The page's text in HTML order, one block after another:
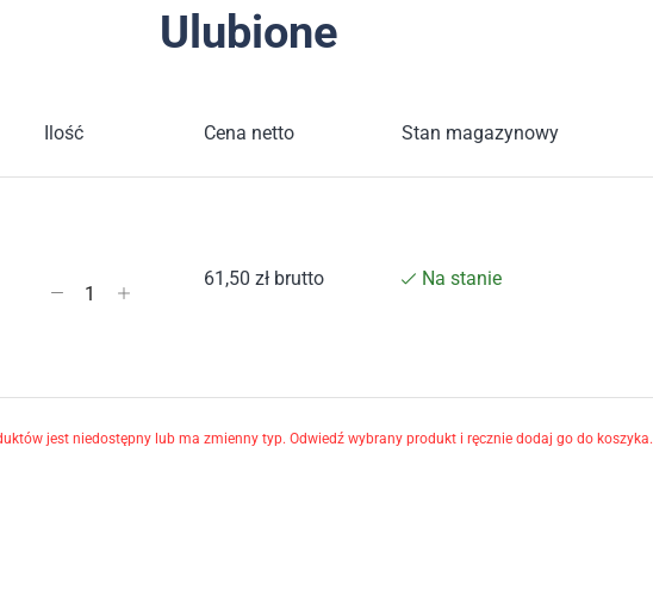
Ulubione
Ilość Cena netto Stan magazynowy
61,50zł brutto Na stanie
jest niedostępny lub ma zmienny typ. Odwiedź wybrany produkt i ręcznie dodaj go do koszyka.